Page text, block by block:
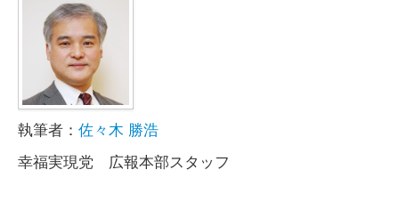
執筆者： 佐々木 勝浩
幸福実現党 広報本部スタッフ